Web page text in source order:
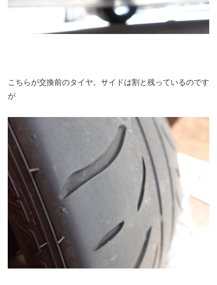
こちらが交換前のタイヤ。サイドは割と残っているのです
が